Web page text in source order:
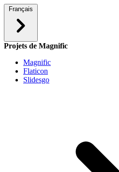
Français
Projets de Magnific
Magnific
Flaticon
Slidesgo